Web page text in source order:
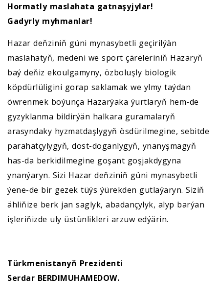
Hormatly maslahata gatnaşyjylar!
Gadyrly myhmanlar!
Hazar deňziniň güni mynasybetli geçirilýän
maslahatyň, medeni we sport çäreleriniň Hazaryň
baý deňiz ekoulgamyny, özboluşly biologik
köpdürlüligini gorap saklamak we ylmy taýdan
öwrenmek boýunça Hazarýaka ýurtlaryň hem-de
gyzyklanma bildirýän halkara guramalaryň
arasyndaky hyzmatdaşlygyň ösdürilmegine, sebitde
parahatçylygyň, dost-doganlygyň, ynanyşmagyň
has-da berkidilmegine goşant goşjakdygyna
ynanýaryn. Sizi Hazar deňziniň güni mynasybetli
ýene-de bir gezek tüýs ýürekden gutlaýaryn. Siziň
ähliňize berk jan saglyk, abadançylyk, alyp barýan
işleriňizde uly üstünlikleri arzuw edýärin.
Türkmenistanyň Prezidenti
Serdar BERDIMUHAMEDOW.